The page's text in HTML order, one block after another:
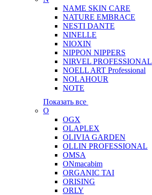
NAME SKIN CARE
NATURE EMBRACE
NESTI DANTE
NINELLE
NIOXIN
NIPPON NIPPERS
NIRVEL PROFESSIONAL
NOELL ART Professional
NOLAHOUR
NOTE
Показать все
O
OGX
OLAPLEX
OLIVIA GARDEN
OLLIN PROFESSIONAL
OMSA
ONmacabim
ORGANIC TAI
ORISING
ORLY